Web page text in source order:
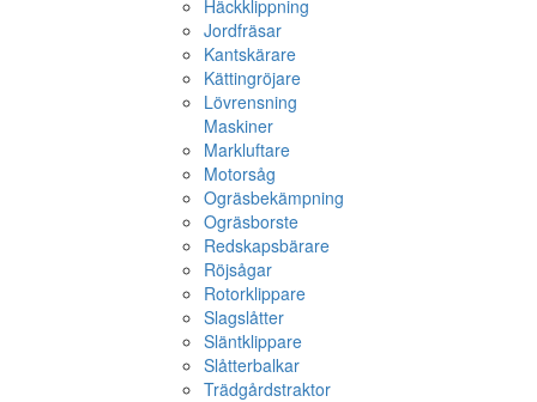
Häckklippning
Jordfräsar
Kantskärare
Kättingröjare
Lövrensning
Maskiner
Markluftare
Motorsåg
Ogräsbekämpning
Ogräsborste
Redskapsbärare
Röjsågar
Rotorklippare
Slagslåtter
Släntklippare
Slåtterbalkar
Trädgårdstraktor